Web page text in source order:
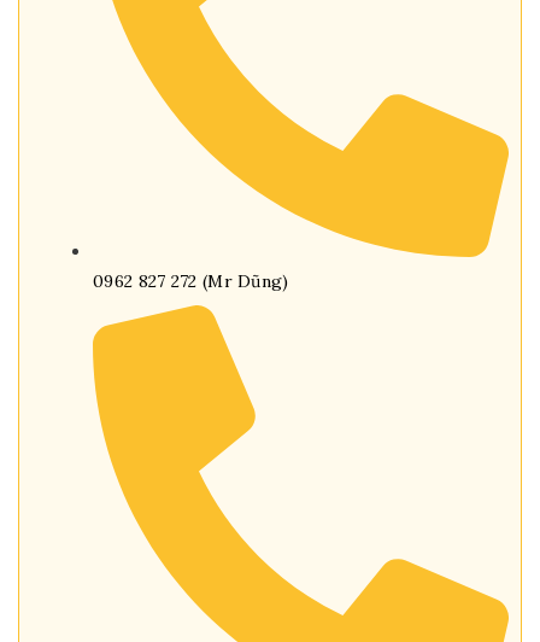
0962 827 272 (Mr Dũng)